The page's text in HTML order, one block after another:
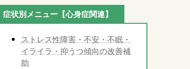
症状別メニュー【心身症関連】
ストレス性障害・不安・不眠・
イライラ・抑うつ傾向の改善補
助